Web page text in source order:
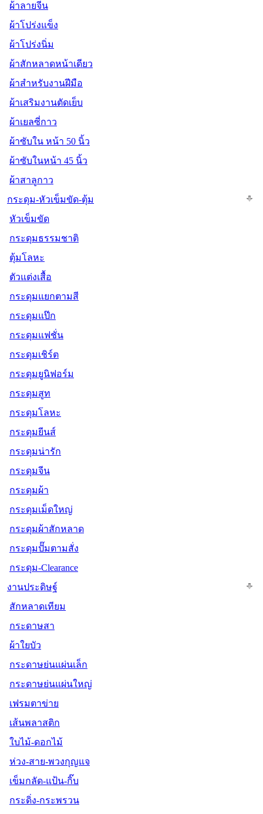
ผ้าลายจีน
ผ้าโปร่งแข็ง
ผ้าโปร่งนิ่ม
ผ้าสักหลาดหน้าเดียว
ผ้าสำหรับงานฝีมือ
ผ้าเสริมงานตัดเย็บ
ผ้าเยลซี่กาว
ผ้าซับใน หน้า 50 นิ้ว
ผ้าซับในหน้า 45 นิ้ว
ผ้าสาลูกาว
กระดุม-หัวเข็มขัด-ตุ้ม
หัวเข็มขัด
กระดุมธรรมชาติ
ตุ้มโลหะ
ตัวแต่งเสื้อ
กระดุมแยกตามสี
กระดุมแป๊ก
กระดุมแฟชั่น
กระดุมเชิร์ต
กระดุมยูนิฟอร์ม
กระดุมสูท
กระดุมโลหะ
กระดุมยีนส์
กระดุมน่ารัก
กระดุมจีน
กระดุมผ้า
กระดุมเม็ดใหญ่
กระดุมผ้าสักหลาด
กระดุมปั๊มตามสั่ง
กระดุม-Clearance
งานประดิษฐ์
สักหลาดเทียม
กระดาษสา
ผ้าใยบัว
กระดาษย่นแผ่นเล็ก
กระดาษย่นแผ่นใหญ่
เฟรมตาข่าย
เส้นพลาสติก
ใบไม้-ดอกไม้
ห่วง-สาย-พวงกุญแจ
เข็มกลัด-แป้น-กิ๊บ
กระดิ่ง-กระพรวน